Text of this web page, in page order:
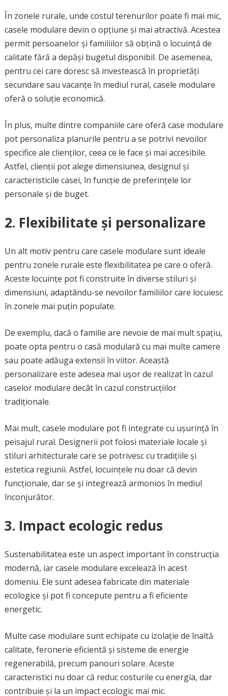
În zonele rurale, unde costul terenurilor poate fi mai mic,
casele modulare devin o opțiune și mai atractivă. Acestea
permit persoanelor și familiilor să obțină o locuință de
calitate fără a depăși bugetul disponibil. De asemenea,
pentru cei care doresc să investească în proprietăți
secundare sau vacanțe în mediul rural, casele modulare
oferă o soluție economică.
În plus, multe dintre companiile care oferă case modulare
pot personaliza planurile pentru a se potrivi nevoilor
specifice ale clienților, ceea ce le face și mai accesibile.
Astfel, clienții pot alege dimensiunea, designul și
caracteristicile casei, în funcție de preferințele lor
personale și de buget.
2. Flexibilitate și personalizare
Un alt motiv pentru care casele modulare sunt ideale
pentru zonele rurale este flexibilitatea pe care o oferă.
Aceste locuințe pot fi construite în diverse stiluri și
dimensiuni, adaptându-se nevoilor familiilor care locuiesc
în zonele mai puțin populate.
De exemplu, dacă o familie are nevoie de mai mult spațiu,
poate opta pentru o casă modulară cu mai multe camere
sau poate adăuga extensii în viitor. Această
personalizare este adesea mai ușor de realizat în cazul
caselor modulare decât în cazul construcțiilor
tradiționale.
Mai mult, casele modulare pot fi integrate cu ușurință în
peisajul rural. Designerii pot folosi materiale locale și
stiluri arhitecturale care se potrivesc cu tradițiile și
estetica regiunii. Astfel, locuințele nu doar că devin
funcționale, dar se și integrează armonios în mediul
înconjurător.
3. Impact ecologic redus
Sustenabilitatea este un aspect important în construcția
modernă, iar casele modulare excelează în acest
domeniu. Ele sunt adesea fabricate din materiale
ecologice și pot fi concepute pentru a fi eficiente
energetic.
Multe case modulare sunt echipate cu izolație de înaltă
calitate, feronerie eficientă și sisteme de energie
regenerabilă, precum panouri solare. Aceste
caracteristici nu doar că reduc costurile cu energia, dar
contribuie și la un impact ecologic mai mic.